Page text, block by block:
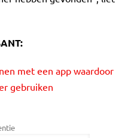
met een app waardoor
gebruiken